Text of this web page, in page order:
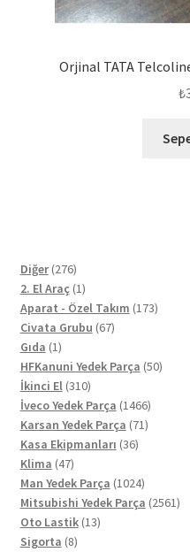
Orjinal TATA
₺
Diğer 276276
ürün
2. El Araç 11
ürün
Aparat - Özel Takım 173173
Civata Grubu 6767
Gıda 11
ürün
HFKanuni Yedek Parça 5050
İkinci El 310310
ürün
İveco Yedek Parça 14661466
ürün
Karsan Yedek Parça 7171
Kasa Ekipmanları 3636
Klima 4747
ürün
Man Yedek Parça 10241024
ürün
Mitsubishi Yedek Parça 2561
Oto Lastik 1313
Sigorta 88